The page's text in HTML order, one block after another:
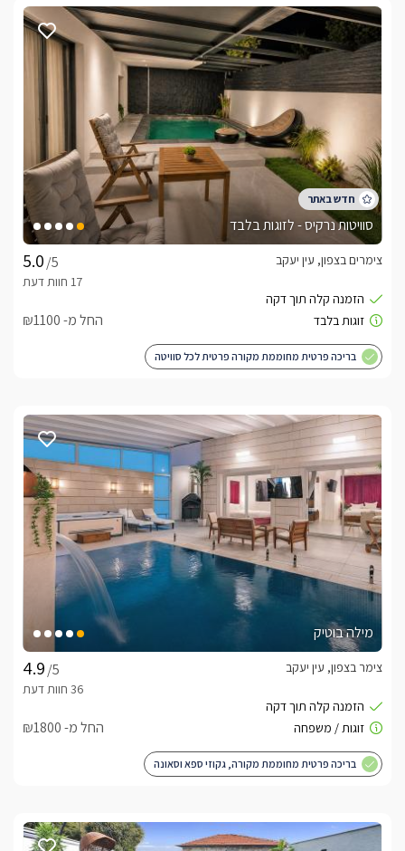
סוויטות נרקיס - לזוגות בלבד
/5
צימרים בצפון, עין יעקב
החל מ- ₪1100
בריכה פרטית מחוממת מקורה פרטית לכל סוויטה
מילה בוטיק
/5
צימר בצפון, עין יעקב
החל מ- ₪1800
בריכה פרטית מחוממת מקורה, גקוזי ספא וסאונה